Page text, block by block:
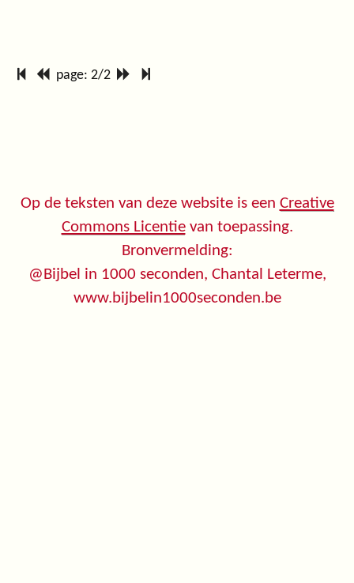
page: 2/2
Op de teksten van deze website is een Creative
Commons Licentievan toepassing.
Bronvermelding:
@Bijbel in 1000 seconden, Chantal Leterme,
www.bijbelin1000seconden.be